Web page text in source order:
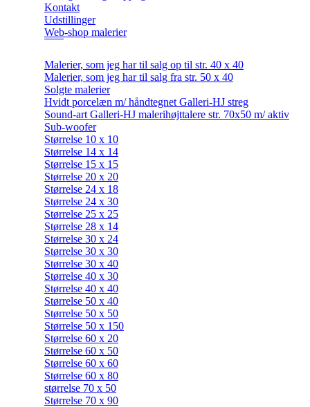
Kontakt
Udstillinger
Web-shop malerier
Malerier, som jeg har til salg op til str. 40 x 40
Malerier, som jeg har til salg fra str. 50 x 40
Solgte malerier
Hvidt porcelæn m/ håndtegnet Galleri-HJ streg
Sound-art Galleri-HJ malerihøjttalere str. 70x50 m/ aktiv
Sub-woofer
Størrelse 10 x 10
Størrelse 14 x 14
Størrelse 15 x 15
Størrelse 20 x 20
Størrelse 24 x 18
Størrelse 24 x 30
Størrelse 25 x 25
Størrelse 28 x 14
Størrelse 30 x 24
Størrelse 30 x 30
Størrelse 30 x 40
Størrelse 40 x 30
Størrelse 40 x 40
Størrelse 50 x 40
Størrelse 50 x 50
Størrelse 50 x 150
Størrelse 60 x 20
Størrelse 60 x 50
Størrelse 60 x 60
Størrelse 60 x 80
størrelse 70 x 50
Størrelse 70 x 90